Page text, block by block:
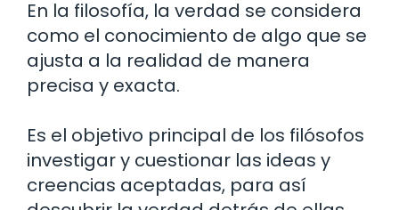
En la filosofía, la verdad se considera
como el conocimiento de algo que se
ajusta a la realidad de manera
precisa y exacta.
Es el objetivo principal de los filósofos
investigar y cuestionar las ideas y
creencias aceptadas, para así